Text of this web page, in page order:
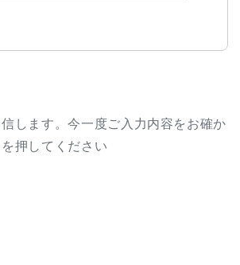
します。今一度ご入力内容をお確か
押してください